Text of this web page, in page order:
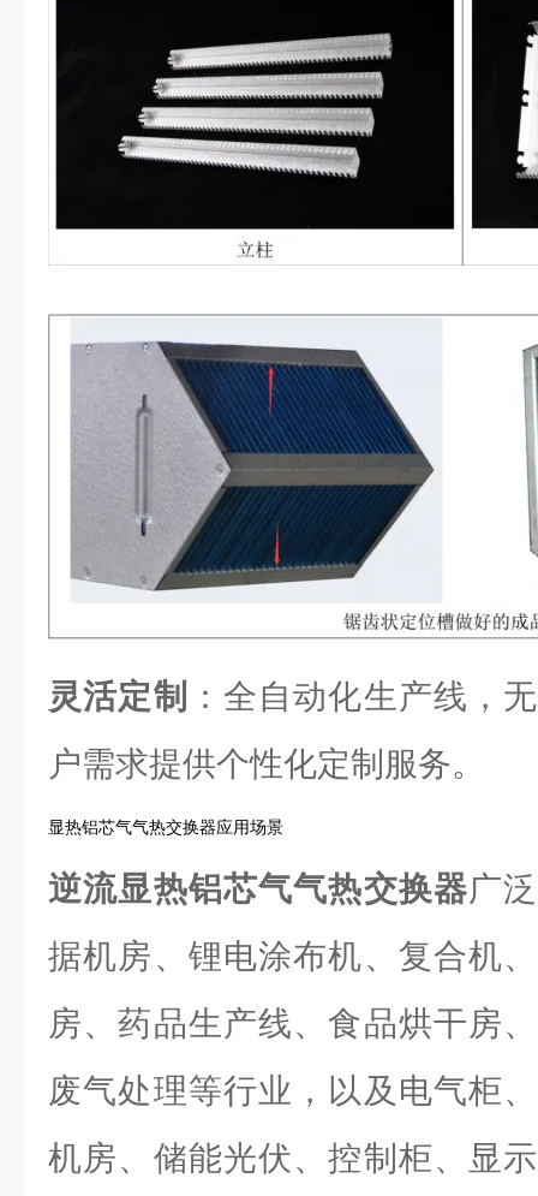
灵活定制
：全自动化生产线，
户需求提供个性化定制服务。
显热铝芯气气热交换器应用场景
逆流显热铝芯气气热交换器广
据机房、锂电涂布机、复合机
房、药品生产线、食品烘干房
废气处理等行业，以及电气柜
机房、储能光伏、控制柜、显